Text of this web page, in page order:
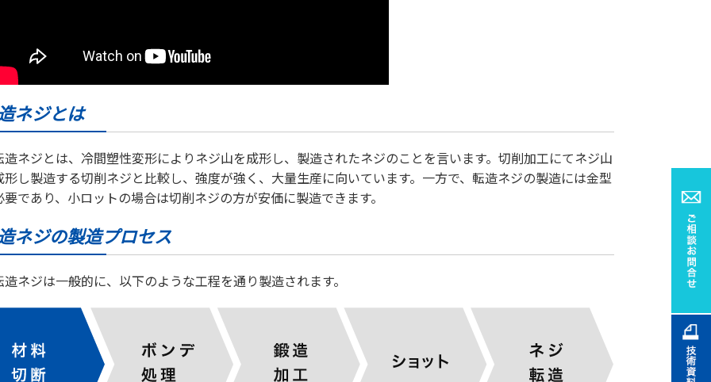
ネジとは
造ネジとは、冷間塑性変形によりネジ山を成形し、製造されたネジのことを言います。切削加工にてネジ山
形し製造する切削ネジと比較し、強度が強く、大量生産に向いています。一方で、転造ネジの製造には金型
要であり、小ロットの場合は切削ネジの方が安価に製造できます。
ネジの製造プロセス
造ネジは一般的に、以下のような工程を通り製造されます。